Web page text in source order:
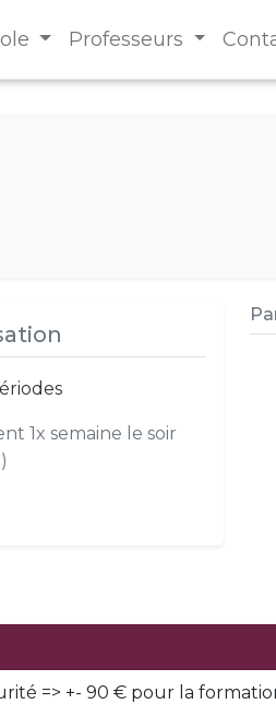
Professeurs
1x semaine le soir
=> +- 90 € pour la